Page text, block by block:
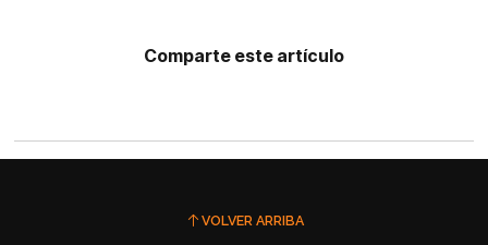
Comparte este artículo
VOLVER ARRIBA